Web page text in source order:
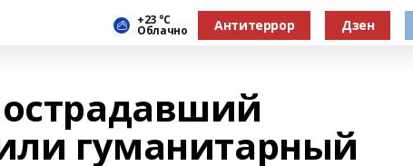
+23 °С
Облачно Антитеррор Дзен
гуманитарный